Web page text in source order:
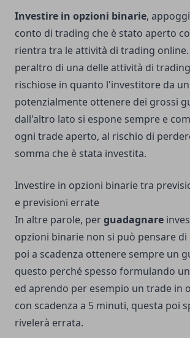
Investire in opzioni binarie,
conto di trading che è stato aperto
rientra tra le attività di trading
peraltro di una delle attività di
rischiose in quanto l'investitore da
potenzialmente ottenere dei grossi
dall'altro lato si espone sempre e
ogni trade aperto, al rischio di
somma che è stata investita.
Investire in opzioni binarie tra
e previsioni errate
In altre parole, perguadagnare
opzioni binarie non si può pensare
poi a scadenza ottenere sempre un
questo perché spesso formulando
ed aprendo per esempio un trade in
con scadenza a 5 minuti, questa poi
rivelerà errata.